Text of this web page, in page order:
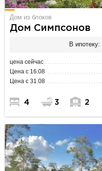
Дом из блоков
Дом Симпсонов
В ипотеку:
цена сейчас
Цена с 16.08
Цена с 31.08
4 3 2